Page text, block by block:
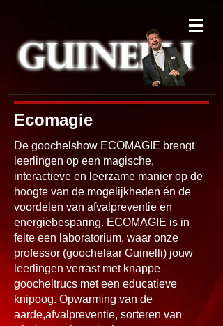
Ecomagie
De goochelshow ECOMAGIE brengt
leerlingen op een magische,
interactieve en leerzame manier op de
hoogte van de mogelijkheden én de
voordelen van afvalpreventie en
energiebesparing. ECOMAGIE is in
feite een laboratorium, waar onze
professor (goochelaar Guinelli) jouw
leerlingen verrast met knappe
goocheltrucs met een educatieve
knipoog. Opwarming van de
aarde,afvalpreventie, sorteren van